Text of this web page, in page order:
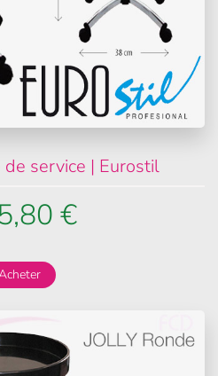
de service | Eurostil
€